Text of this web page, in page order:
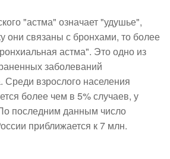
"астма" означает "удушье",
они связаны с бронхами, то более
астма". Это одно из
заболеваний
взрослого населения
более чем в 5% случаев, у
последним данным число
приближается к 7 млн.